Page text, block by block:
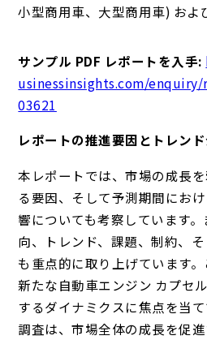
小型商用車、大型商用車) お
サンプル PDF レポートを入手:
usinessinsights.com/
03621
レポートの推進要因とトレン
本レポートでは、市場の成長
る要因、そして予測期間にお
響についても考察しています
向、トレンド、課題、制約、
も重点的に取り上げています。
新たな自動車エンジン カプセ
するダイナミクスに焦点を当
調査は、市場全体の成長を促